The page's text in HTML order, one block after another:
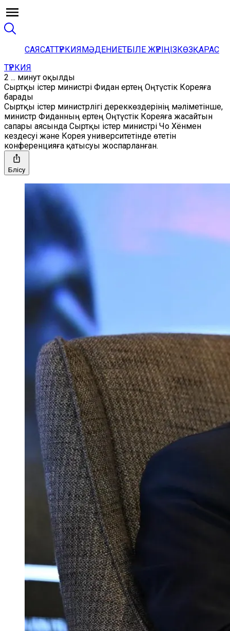
САЯСАТТҮРКИЯМӘДЕНИЕТБІЛЕ ЖҮРІҢІЗКӨЗҚАРАС
ТҮРКИЯ
2 ... минут оқылды
Сыртқы істер министрі Фидан ертең Оңтүстік Кореяға
барады
Сыртқы істер министрлігі дереккөздерінің мәліметінше,
министр Фиданның ертең Оңтүстік Кореяға жасайтын
сапары аясында Сыртқы істер министрі Чо Хёнмен
кездесуі және Корея университетінде өтетін
конференцияға қатысуы жоспарланған.
Бөлісу